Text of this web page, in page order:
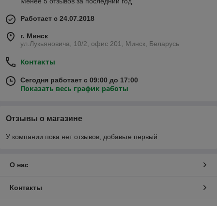
Работает с 24.07.2018
г. Минск
ул.Лукьяновича, 10/2, офис 201, Минск, Беларусь
Контакты
Сегодня работает с 09:00 до 17:00
Показать весь график работы
Отзывы о магазине
У компании пока нет отзывов, добавьте первый
О нас
Контакты